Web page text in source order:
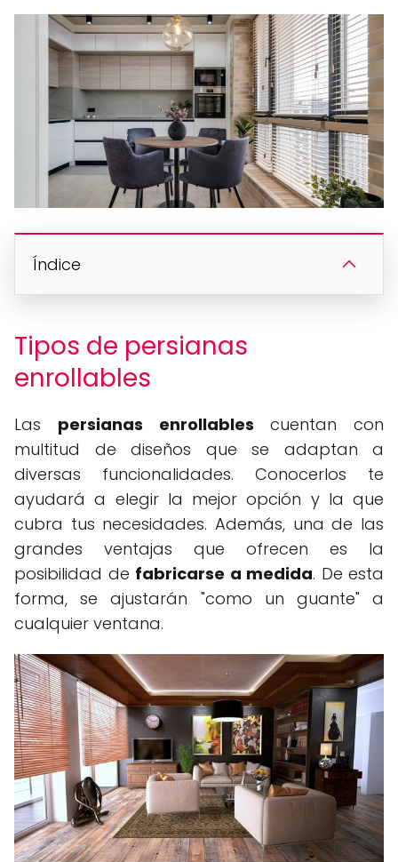
Índice
Tipos de persianas
enrollables
Las persianas enrollables cuentan con
multitud de diseños que se adaptan a
diversas funcionalidades. Conocerlos te
ayudará a elegir la mejor opción y la que
cubra tus necesidades. Además, una de las
grandes ventajas que ofrecen es la
posibilidad de fabricarse a medida. De esta
forma, se ajustarán "como un guante" a
cualquier ventana.